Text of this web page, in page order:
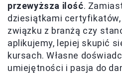
przewyższa ilość.
dziesiątkami
związku z branżą czy
aplikujemy, lepiej skupić
kursach. Własne
umiejętności i pasja do